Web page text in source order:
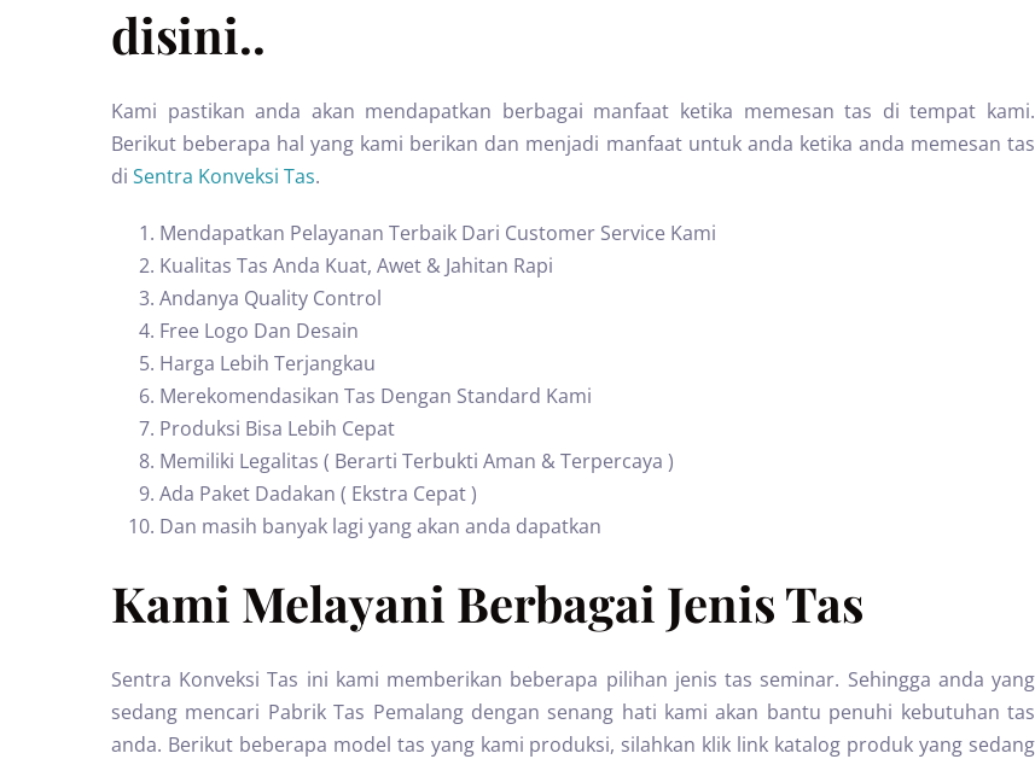
disini..
Kami pastikan anda akan mendapatkan berbagai manfaat ketika memesan tas di tempat kami.
Berikut beberapa hal yang kami berikan dan menjadi manfaat untuk anda ketika anda memesan tas
di Sentra Konveksi Tas.
Mendapatkan Pelayanan Terbaik Dari Customer Service Kami
Kualitas Tas Anda Kuat, Awet & Jahitan Rapi
Andanya Quality Control
Free Logo Dan Desain
Harga Lebih Terjangkau
Merekomendasikan Tas Dengan Standard Kami
Produksi Bisa Lebih Cepat
Memiliki Legalitas ( Berarti Terbukti Aman & Terpercaya )
Ada Paket Dadakan ( Ekstra Cepat )
Dan masih banyak lagi yang akan anda dapatkan
Kami Melayani Berbagai Jenis Tas
Sentra Konveksi Tas ini kami memberikan beberapa pilihan jenis tas seminar. Sehingga anda yang
sedang mencari Pabrik Tas Pemalang dengan senang hati kami akan bantu penuhi kebutuhan tas
anda. Berikut beberapa model tas yang kami produksi, silahkan klik link katalog produk yang sedang